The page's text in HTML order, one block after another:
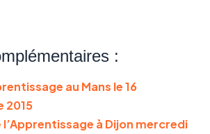
:
au Mans le 16
2015
l’Apprentissage à Dijon mercredi